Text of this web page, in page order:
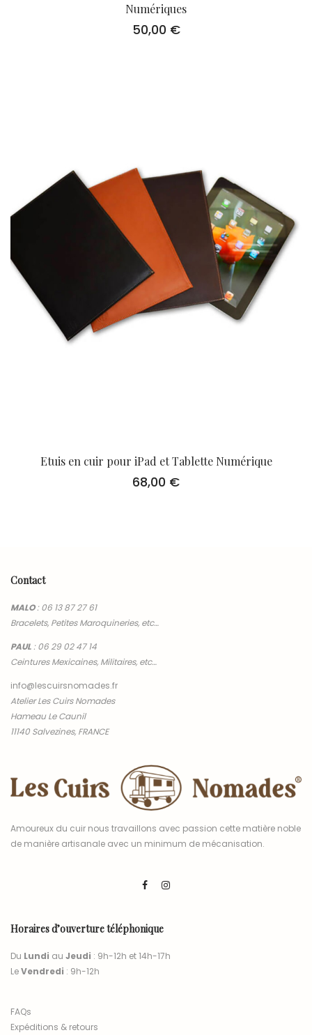
Numériques
50,00 €
Etuis en cuir pour iPad et Tablette Numérique
68,00 €
Contact
MALO:06 13 87 27 61
Bracelets, Petites Maroquineries, etc…
PAUL:06 29 02 47 14
Ceintures Mexicaines, Militaires, etc…
info@lescuirsnomades.fr
Atelier Les Cuirs Nomades
Hameau Le Caunil
11140 Salvezines, FRANCE
Amoureux du cuir nous travaillons avec passion cette matière noble
de manière artisanale avec un minimum de mécanisation.
Horaires d’ouverture téléphonique
Du Lundi au Jeudi : 9h-12h et 14h-17h
LeVendredi : 9h-12h
FAQs
Expéditions & retours